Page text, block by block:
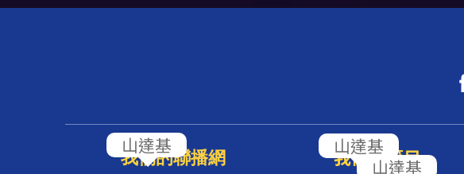
我們的聯播網 我們的節目